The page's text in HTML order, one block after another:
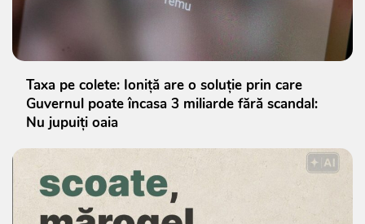
Taxa pe colete: Ioniță are o soluție prin care
Guvernul poate încasa 3 miliarde fără scandal:
Nu jupuiți oaia